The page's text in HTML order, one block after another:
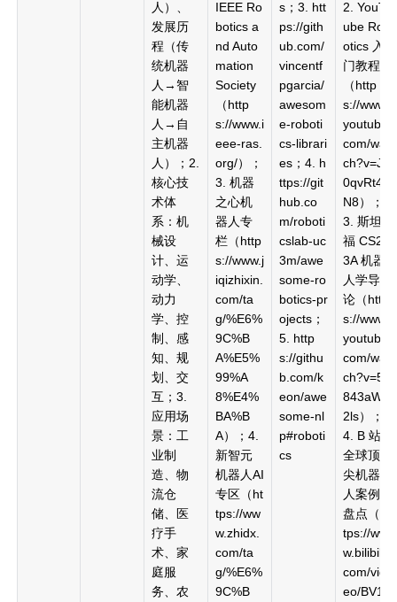
人）、
发展历
程（传
统机器
人→智
能机器
人→自
主机器
人）；2.
核心技
术体
系：机
械设
计、运
动学、
动力
学、控
制、感
知、规
划、交
互；3.
应用场
景：工
业制
造、物
流仓
储、医
疗手
术、家
庭服
务、农
IEEE Ro
botics a
nd Auto
mation
Society
（http
s://www.i
eee-ras.
org/）；
3. 机器
之心机
器人专
栏（http
s://www.j
iqizhixin.
com/ta
g/%E6%
9C%B
A%E5%
99%A
8%E4%
BA%B
A）；4.
新智元
机器人AI
专区（ht
tps://ww
w.zhidx.
com/ta
g/%E6%
9C%B
s；3. htt
ps://gith
ub.com/
vincentf
pgarcia/
awesom
e-roboti
cs-librari
es；4. h
ttps://git
hub.co
m/roboti
cslab-uc
3m/awe
some-ro
botics-pr
ojects；
5. http
s://githu
b.com/k
eon/awe
some-nl
p#roboti
cs
2. YouT
ube Rob
otics 入
门教程
（http
s://www.
youtube.
com/wat
ch?v=J_
0qvRt4L
N8）；
3. 斯坦
福 CS22
3A 机器
人学导
论（http
s://www.
youtube.
com/wat
ch?v=5q
843aWt
2ls）；
4. B 站
全球顶
尖机器
人案例
盘点（ht
tps://ww
w.bilibili.
com/vid
eo/BV1